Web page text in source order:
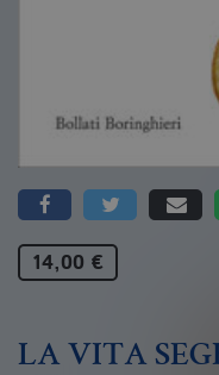
14,00 €
LA VITA